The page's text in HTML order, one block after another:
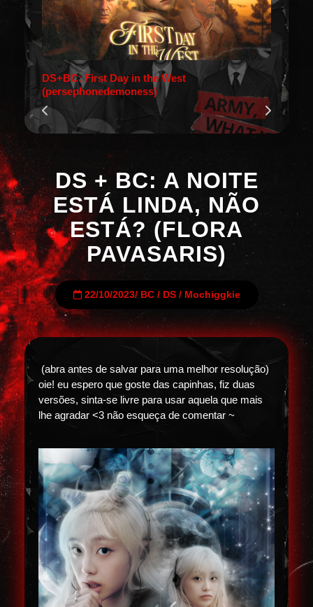
DS+BC: First Day in the West
(persephonedemoness)
DS + BC: A NOITE
ESTÁ LINDA, NÃO
ESTÁ? (FLORA
PAVASARIS)
22/10/2023/ BC/ DS/ Mochiggkie
(abra antes de salvar para uma melhor resolução)
oie! eu espero que goste das capinhas, fiz duas
versões, sinta-se livre para usar aquela que mais
lhe agradar <3 não esqueça de comentar ~